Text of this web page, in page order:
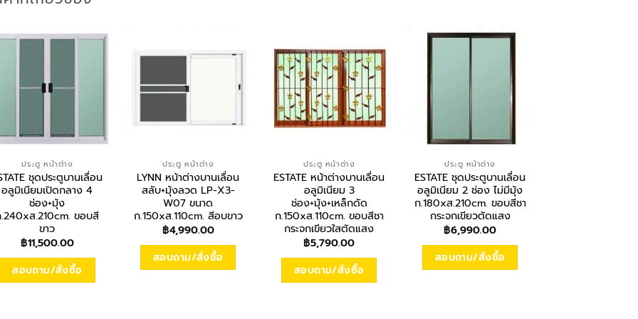
ประตู หน้าต่าง
ชุดประตูบานเลื่อน
อลูมิเนียมเปิดกลาง 4
ช่อง+มุ้ง
ส.210cm. ขอบสี
ขาว
฿11,500.00
สอบถาม/สั่งซื้อ
ประตู หน้าต่าง
LYNN หน้าต่างบานเลื่อน
สลับ+มุ้งลวด LP-X3-
W07 ขนาด
ก.150xส.110cm. สีอบขาว
฿4,990.00
สอบถาม/สั่งซื้อ
ประตู หน้าต่าง
ESTATE หน้าต่างบานเลื่อน
อลูมิเนียม 3
ช่อง+มุ้ง+เหล็กดัด
ก.150xส.110cm. ขอบสีชา
กระจกเขียวใสตัดแสง
฿5,790.00
สอบถาม/สั่งซื้อ
ประตู หน้าต่าง
ESTATE ชุดประตูบานเลื่อน
อลูมิเนียม 2 ช่อง ไม่มีมุ้ง
ก.180xส.210cm. ขอบสีชา
กระจกเขียวตัดแสง
฿6,990.00
สอบถาม/สั่งซื้อ